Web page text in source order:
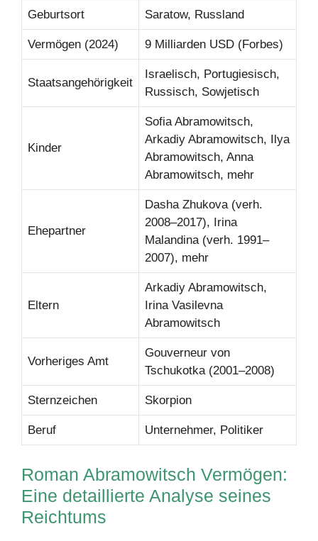
Geburtsort Saratow, Russland
Vermögen (2024) 9 Milliarden USD (Forbes)
Staatsangehörigkeit
Israelisch, Portugiesisch,
Russisch, Sowjetisch
Kinder
Sofia Abramowitsch,
Arkadiy Abramowitsch, Ilya
Abramowitsch, Anna
Abramowitsch, mehr
Ehepartner
Dasha Zhukova (verh.
2008–2017), Irina
Malandina (verh. 1991–
2007), mehr
Eltern
Arkadiy Abramowitsch,
Irina Vasilevna
Abramowitsch
Vorheriges Amt
Gouverneur von
Tschukotka (2001–2008)
Sternzeichen Skorpion
Beruf Unternehmer, Politiker
Roman Abramowitsch Vermögen:
Eine detaillierte Analyse seines
Reichtums